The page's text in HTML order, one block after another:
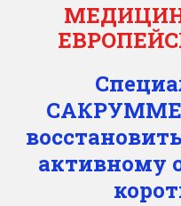
активному